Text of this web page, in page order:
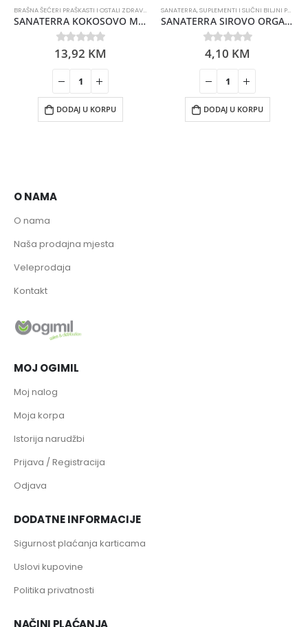
,SANATERRA
SANATERRA KOKOSOVO MLIJEKO U PRAHU 150GR
0 out of 5
13,92 KM
DODAJ U KORPU
SANATERRA,SUPLEMENTI I SLIČNI BILJNI PREPARATI
SANATERRA SIROVO ORGANSKO SJEME BUNDEVE 90GR
0out of 5
4,10 KM
DODAJ U KORPU
O NAMA
O nama
Naša prodajna mjesta
Veleprodaja
Kontakt
MOJ OGIMIL
Moj nalog
Moja korpa
Istorija narudžbi
Prijava / Registracija
Odjava
DODATNE INFORMACIJE
Sigurnost plaćanja karticama
Uslovi kupovine
Politika privatnosti
NAČINI PLAĆANJA